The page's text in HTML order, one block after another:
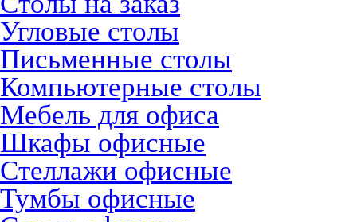
Угловые столы
Письменные столы
Компьютерные столы
Мебель для офиса
Шкафы офисные
Стеллажи офисные
Тумбы офисные